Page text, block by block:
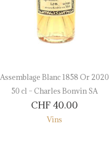
Assemblage Blanc 1858 Or 2020
50 cl – Charles Bonvin SA
CHF 40.00
Vins